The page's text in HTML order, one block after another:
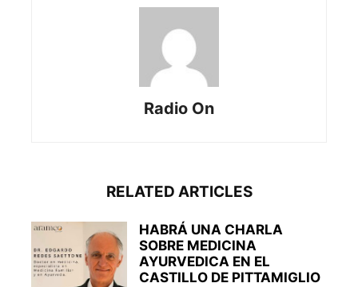
Radio On
RELATED ARTICLES
HABRÁ UNA CHARLA
SOBRE MEDICINA
AYURVEDICA EN EL
CASTILLO DE PITTAMIGLIO